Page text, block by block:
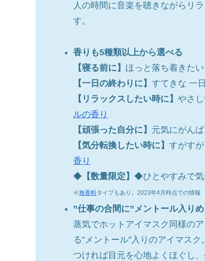
人の時間に音楽を聴きながらリ
す。
香りも5種類以上から選べる
【寝る前に】 ほっと落ち着きた
【一日の終わりに】 すてきな 一
【リラックスしたい時に】 やさ
ルの香り
【頑張った自分に】 元気にがん
【気分転換したい時に】 すがす
香り
◆【数量限定】 ◆ひとやすみで
※無香料タイプもあり。2023年4月時点での情報
”仕事の合間に”メントール入り
蒸気でホットアイマスク同様の
る”メントール”入りのアイマスク
つければ目元を心地よくほぐし